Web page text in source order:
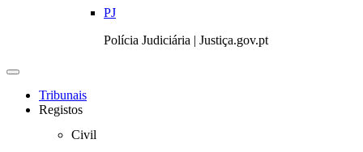
PJ
Polícia Judiciária | Justiça.gov.pt
Toggle
navigationTribunais
Registos
Civil